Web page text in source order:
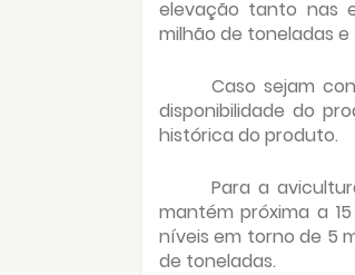
elevação tanto nas
milhão de toneladas
Caso sejam
disponibilidade do
histórica do produto.
Para a
mantém próxima a
níveis em torno de 5
de toneladas.